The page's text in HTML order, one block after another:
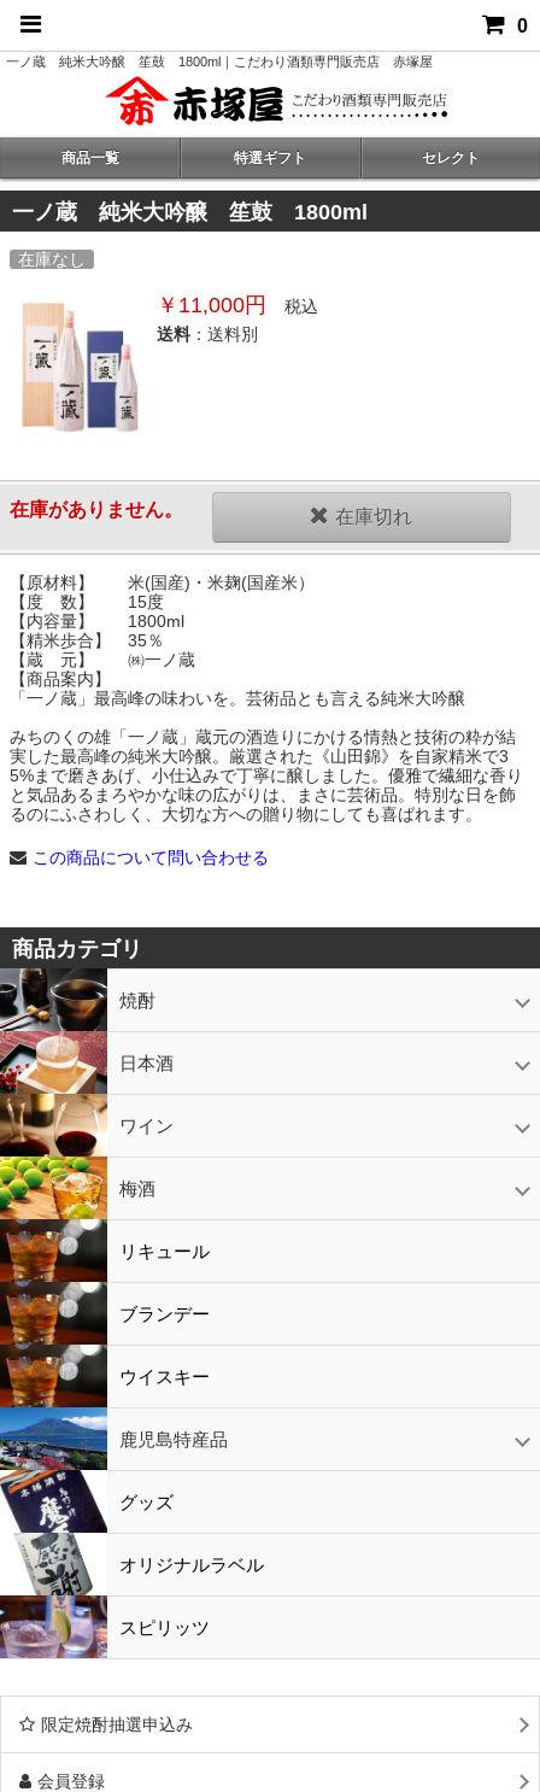
0
一ノ蔵 純米大吟醸 笙鼓 1800ml｜こだわり酒類専門販売店 赤塚屋
商品一覧 特選ギフト セレクト
一ノ蔵 純米大吟醸 笙鼓 1800ml
在庫なし
￥11,000円
税込
送料 ：送料別
在庫がありません。 在庫切れ
【原材料】 米(国産)・米麹(国産米）
【度 数】 15度
【内容量】 1800ml
【精米歩合】 35％
【蔵 元】 ㈱一ノ蔵
【商品案内】
「一ノ蔵」最高峰の味わいを。芸術品とも言える純米大吟醸
みちのくの雄「一ノ蔵」蔵元の酒造りにかける情熱と技術の粋が結
実した最高峰の純米大吟醸。厳選された《山田錦》を自家精米で3
5%まで磨きあげ、小仕込みで丁寧に醸しました。優雅で繊細な香り
と気品あるまろやかな味の広がりは、まさに芸術品。特別な日を飾
るのにふさわしく、大切な方への贈り物にしても喜ばれます。
この商品について問い合わせる
商品カテゴリ
焼酎
芋焼酎
かめ壷入り焼酎
黒糖焼酎
米焼酎
麦焼酎
そば焼酎
泡盛
とうもろこし焼酎
ギフトコーナー
セットコーナー
益々繁盛
鹿児島限定 日本酒
日本酒
スパークリング
ギフト ワイン
赤ワイン
白ワイン
ロゼワイン
スパークリング
シャンパン 梅酒
梅酒
シャンパン
リキュール リキュール
ブランデー
ウイスキー
鹿児島特産品
黒酢・酢
水
鹿児島特産品
おつまみ グッズ
オリジナルラベル
スピリッツ
限定焼酎抽選申込み
会員登録